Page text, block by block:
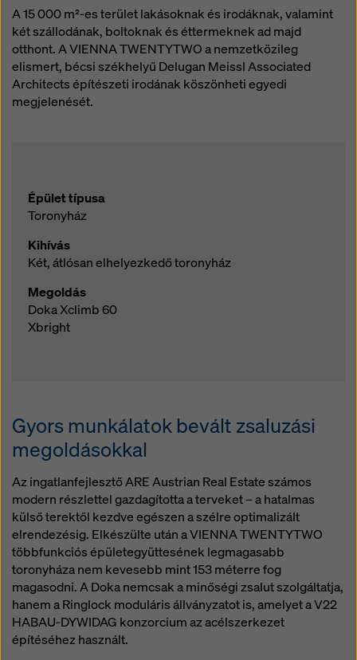
A 15 000 m²-es terület lakásoknak és irodáknak, valamint
két szállodának, boltoknak és éttermeknek ad majd
otthont. A VIENNA TWENTYTWO a nemzetközileg
elismert, bécsi székhelyű Delugan Meissl Associated
Architects építészeti irodának köszönheti egyedi
megjelenését.
Épület típusa
Toronyház
Kihívás
Két, átlósan elhelyezkedő toronyház
Megoldás
Doka Xclimb 60
Xbright
Gyors munkálatok bevált zsaluzási
megoldásokkal
Az ingatlanfejlesztő ARE Austrian Real Estate számos
modern részlettel gazdagította a terveket – a hatalmas
külső terektől kezdve egészen a szélre optimalizált
elrendezésig. Elkészülte után a VIENNA TWENTYTWO
többfunkciós épületegyüttesének legmagasabb
toronyháza nem kevesebb mint 153 méterre fog
magasodni. A Doka nemcsak a minőségi zsalut szolgáltatja,
hanem a Ringlock moduláris állványzatot is, amelyet a V22
HABAU-DYWIDAG konzorcium az acélszerkezet
építéséhez használt.
hozzáférhetnek, és hogy ez ellen nincs hatékony
jogorvoslati lehetőség. A „Visszautasítás” gombra
kattintva, vagy a weboldal alján található cookie-
beállításokra kattintva és a megfelelő jelölőnégyzetek
segítségével acookie-beállításokmódosításával
elutasíthatja a hozzájárulást igénylő összes cookie-t. A
weboldal alján található
szabályzatunkban
Önnek a cookie-k kiválasztására is (speciális cookie-
beállítások).